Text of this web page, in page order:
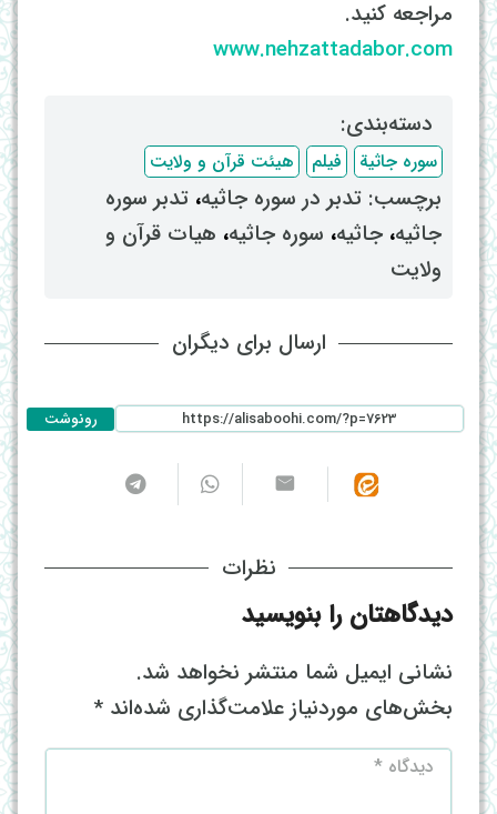
مراجعه کنید.
www.nehzattadabor.com
دسته‌بندی: ‌
سوره جاثیة فیلم هیئت قرآن و ولایت
برچسب: ‌ تدبر در سوره جاثیه، ‌ تدبر سوره
جاثیه، ‌ جاثیه، ‌ سوره جاثیه، ‌ هیات قرآن و
ولایت
ارسال برای دیگران
رونوشت
نظرات
دیدگاهتان را بنویسید
نشانی ایمیل شما منتشر نخواهد شد.
بخش‌های موردنیاز علامت‌گذاری شده‌اند *